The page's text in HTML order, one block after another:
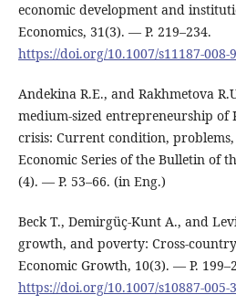
economic development and
Economics, 31(3). — Р. 219–234.
https://doi.org/10.1007/s11187-008-
Andekina R.E., and Rakhmetova
medium-sized entrepreneurship of
crisis: Current condition,
Economic Series of the Bulletin of
(4). — Р. 53–66. (in Eng.)
Beck T., Demirgüç-Kunt A., and
growth, and poverty: Cross-
Economic Growth, 10(3). — Р.
https://doi.org/10.1007/s10887-005-